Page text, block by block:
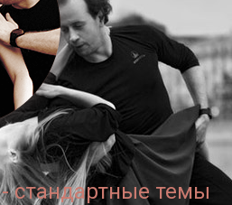
стандартные темы